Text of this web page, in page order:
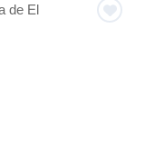
de El